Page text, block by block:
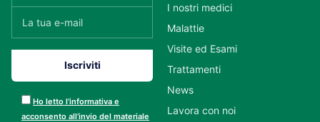
Ho letto l’informativa e
acconsento all’invio del materiale
I nostri medici
Malattie
Visite ed Esami
Trattamenti
News
Lavora con noi